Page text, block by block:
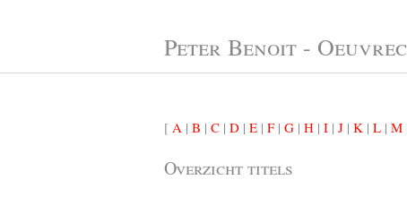
Peter Benoit -
[ A | B | C | D | E | F| G | H | I | J | K | L | M
Overzicht titels